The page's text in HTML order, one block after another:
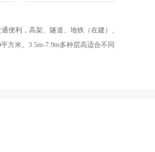
，高架、隧道、地铁（在建）、
方米。3.5m-7.9m多种层高适合不同